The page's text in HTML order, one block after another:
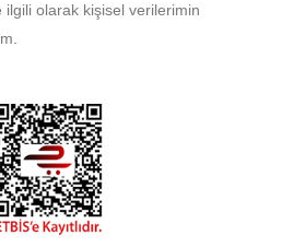
olarak kişisel verilerimin